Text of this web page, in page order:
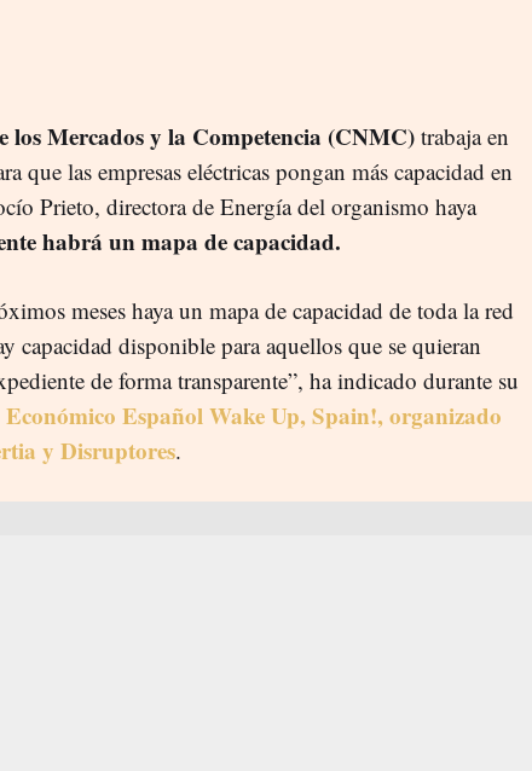
los Mercados y la Competencia (CNMC) trabaja en
que las empresas eléctricas pongan más capacidad en
Prieto, directora de Energía del organismo haya
habrá un mapa de capacidad.
meses haya un mapa de capacidad de toda la red
capacidad disponible para aquellos que se quieran
de forma transparente”, ha indicado durante su
Español Wake Up, Spain!, organizado
y Disruptores.